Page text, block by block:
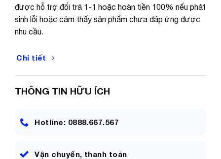
được hỗ trợ đổi trả 1-1 hoặc hoàn tiền 100% nếu phát
sinh lỗi hoặc cảm thấy sản phẩm chưa đáp ứng được
nhu cầu.
Chi tiết
THÔNG TIN HỮU ÍCH
Hotline: 0888.667.567
Vận chuyển, thanh toán